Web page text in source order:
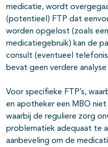
medicatie, wordt
(potentieel) FTP dat
worden opgelost (zoals
medicatiegebruik) kan de
consult (eventueel
bevat geen verdere
Voor specifieke FTP’s,
en apotheker een MBO niet
waarbij de reguliere zorg
problematiek adequaat te
aanbeveling om de